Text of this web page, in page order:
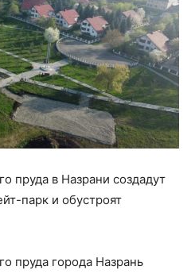
пруда в Назрани создадут
парк и обустроят
пруда города Назрань